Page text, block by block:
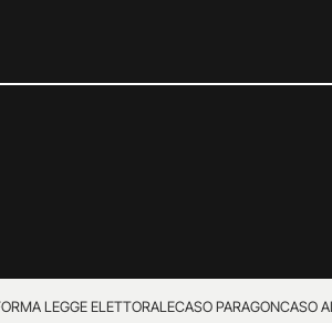
LEGGE ELETTORALECASO PARAGONCASO